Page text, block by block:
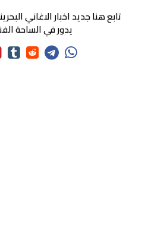
تابع هنا جديد اخبار الاغاني
يدور في الساحة